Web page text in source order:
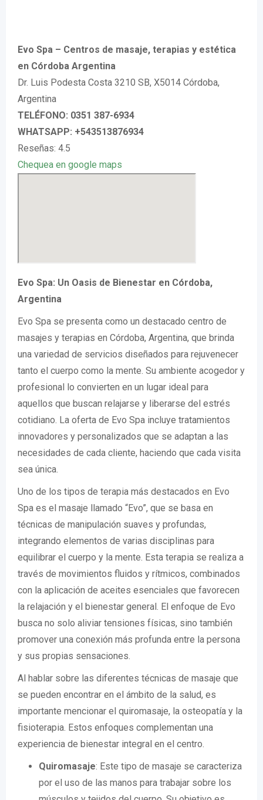
Evo Spa – Centros de masaje, terapias y estética
en Córdoba Argentina
Dr. Luis Podesta Costa 3210 SB, X5014 Córdoba,
Argentina
TELÉFONO: 0351 387-6934
WHATSAPP: +543513876934
Reseñas: 4.5
Chequea en google maps
Evo Spa: Un Oasis de Bienestar en Córdoba,
Argentina
Evo Spa se presenta como un destacado centro de
masajes y terapias en Córdoba, Argentina, que brinda
una variedad de servicios diseñados para rejuvenecer
tanto el cuerpo como la mente. Su ambiente acogedor y
profesional lo convierten en un lugar ideal para
aquellos que buscan relajarse y liberarse del estrés
cotidiano. La oferta de Evo Spa incluye tratamientos
innovadores y personalizados que se adaptan a las
necesidades de cada cliente, haciendo que cada visita
sea única.
Uno de los tipos de terapia más destacados en Evo
Spa es el masaje llamado “Evo”, que se basa en
técnicas de manipulación suaves y profundas,
integrando elementos de varias disciplinas para
equilibrar el cuerpo y la mente. Esta terapia se realiza a
través de movimientos fluidos y rítmicos, combinados
con la aplicación de aceites esenciales que favorecen
la relajación y el bienestar general. El enfoque de Evo
busca no solo aliviar tensiones físicas, sino también
promover una conexión más profunda entre la persona
y sus propias sensaciones.
Al hablar sobre las diferentes técnicas de masaje que
se pueden encontrar en el ámbito de la salud, es
importante mencionar el quiromasaje, la osteopatía y la
fisioterapia. Estos enfoques complementan una
experiencia de bienestar integral en el centro.
Quiromasaje: Este tipo de masaje se caracteriza
por el uso de las manos para trabajar sobre los